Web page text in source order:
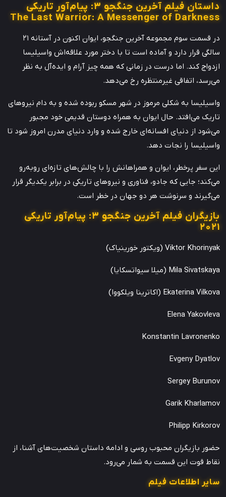
داستان فیلم آخرین جنگجو ۳: پیام‌آور تاریکی
The Last Warrior: A Messenger of Darkness
در قسمت سوم مجموعه آخرین جنگجو، ایوان اکنون در آستانه ۲۱
سالگی قرار دارد و آماده است تا با دختر مورد علاقه‌اش واسیلیسا
ازدواج کند. اما درست در زمانی که همه چیز آرام و ایده‌آل به نظر
می‌رسد، اتفاقی غیرمنتظره رخ می‌دهد.
واسیلیسا به شکلی مرموز در شهر مسکو ربوده شده و به دام نیروهای
تاریک می‌افتد. حال ایوان به همراه دوستان قدیمی خود مجبور
می‌شود از دنیای افسانه‌ای خارج شده و وارد دنیای مدرن امروز شود تا
واسیلیسا را نجات دهد.
این سفر پرخطر، ایوان و همراهانش را با چالش‌های تازه‌ای روبه‌رو
می‌کند؛ جایی که جادو، فناوری و نیروهای تاریکی در برابر یکدیگر قرار
می‌گیرند و سرنوشت هر دو جهان در خطر است.
بازیگران فیلم آخرین جنگجو ۳: پیام‌آور تاریکی
2021
Viktor Khorinyak (ویکتور خورینیاک)
Mila Sivatskaya (میلا سیواتسکایا)
Ekaterina Vilkova (اکاترینا ویلکووا)
Elena Yakovleva
Konstantin Lavronenko
Evgeny Dyatlov
Sergey Burunov
Garik Kharlamov
Philipp Kirkorov
حضور بازیگران محبوب روسی و ادامه داستان شخصیت‌های آشنا، از
نقاط قوت این قسمت به شمار می‌رود.
سایر اطلاعات فیلم